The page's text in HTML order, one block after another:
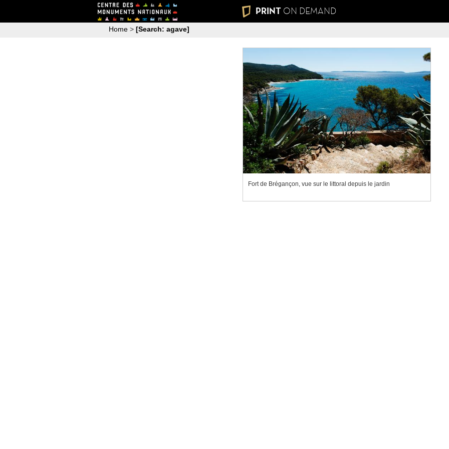
PRINT ON DEMAND
Home > [Search: agave]
Fort de Brégançon, vue sur le littoral depuis le jardin